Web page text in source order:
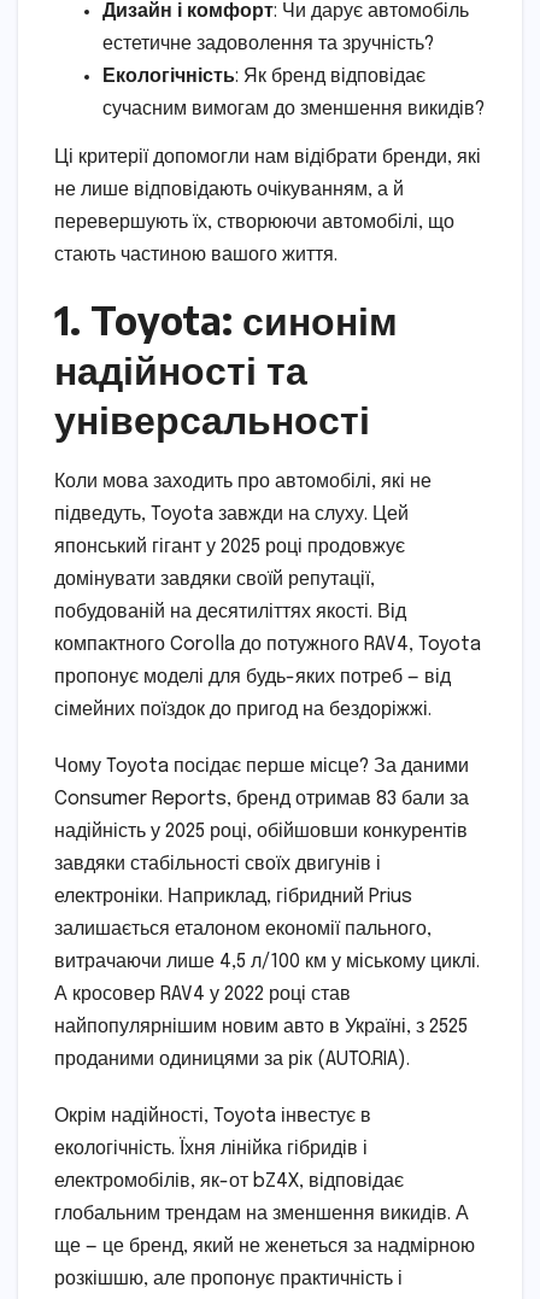
Дизайн і комфорт: Чи дарує автомобіль
естетичне задоволення та зручність?
Екологічність: Як бренд відповідає
сучасним вимогам до зменшення викидів?
Ці критерії допомогли нам відібрати бренди, які
не лише відповідають очікуванням, а й
перевершують їх, створюючи автомобілі, що
стають частиною вашого життя.
1. Toyota: синонім
надійності та
універсальності
Коли мова заходить про автомобілі, які не
підведуть, Toyota завжди на слуху. Цей
японський гігант у 2025 році продовжує
домінувати завдяки своїй репутації,
побудованій на десятиліттях якості. Від
компактного Corolla до потужного RAV4, Toyota
пропонує моделі для будь-яких потреб — від
сімейних поїздок до пригод на бездоріжжі.
Чому Toyota посідає перше місце? За даними
Consumer Reports, бренд отримав 83 бали за
надійність у 2025 році, обійшовши конкурентів
завдяки стабільності своїх двигунів і
електроніки. Наприклад, гібридний Prius
залишається еталоном економії пального,
витрачаючи лише 4,5 л/100 км у міському циклі.
А кросовер RAV4 у 2022 році став
найпопулярнішим новим авто в Україні, з 2525
проданими одиницями за рік (AUTO.RIA).
Окрім надійності, Toyota інвестує в
екологічність. Їхня лінійка гібридів і
електромобілів, як-от bZ4X, відповідає
глобальним трендам на зменшення викидів. А
ще — це бренд, який не женеться за надмірною
розкішшю, але пропонує практичність і